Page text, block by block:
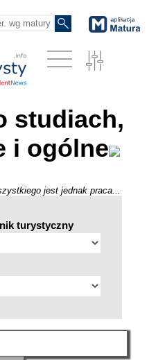
studiach,
i ogólne
jest jednak praca...
turystyczny